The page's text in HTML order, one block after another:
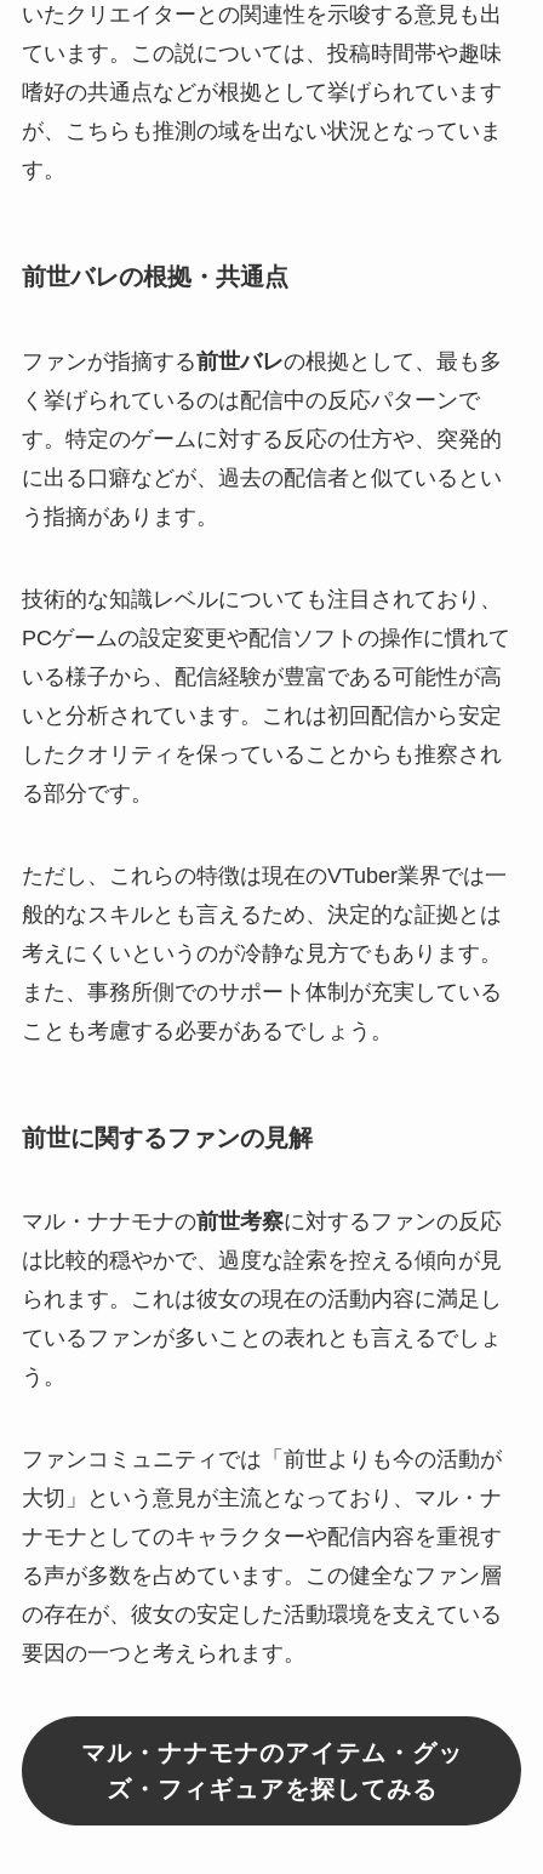
いたクリエイターとの関連性を示唆する意見も出
ています。この説については、投稿時間帯や趣味
嗜好の共通点などが根拠として挙げられています
が、こちらも推測の域を出ない状況となっていま
す。
前世バレの根拠・共通点
ファンが指摘する前世バレの根拠として、最も多
く挙げられているのは配信中の反応パターンで
す。特定のゲームに対する反応の仕方や、突発的
に出る口癖などが、過去の配信者と似ているとい
う指摘があります。
技術的な知識レベルについても注目されており、
PCゲームの設定変更や配信ソフトの操作に慣れて
いる様子から、配信経験が豊富である可能性が高
いと分析されています。これは初回配信から安定
したクオリティを保っていることからも推察され
る部分です。
ただし、これらの特徴は現在のVTuber業界では一
般的なスキルとも言えるため、決定的な証拠とは
考えにくいというのが冷静な見方でもあります。
また、事務所側でのサポート体制が充実している
ことも考慮する必要があるでしょう。
前世に関するファンの見解
マル・ナナモナの前世考察に対するファンの反応
は比較的穏やかで、過度な詮索を控える傾向が見
られます。これは彼女の現在の活動内容に満足し
ているファンが多いことの表れとも言えるでしょ
う。
ファンコミュニティでは「前世よりも今の活動が
大切」という意見が主流となっており、マル・ナ
ナモナとしてのキャラクターや配信内容を重視す
る声が多数を占めています。この健全なファン層
の存在が、彼女の安定した活動環境を支えている
要因の一つと考えられます。
マル・ナナモナのアイテム・グッ
ズ・フィギュアを探してみる